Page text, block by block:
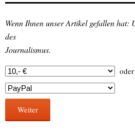
Wenn Ihnen unser Artikel gefallen hat:
des
Journalismus.
oder
Weiter